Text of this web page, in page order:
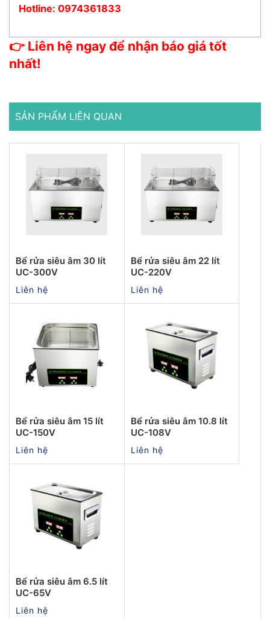
Hotline: 0974361833
👉 Liên hệ ngay để nhận báo giá tốt
nhất!
SẢN PHẨM LIÊN QUAN
Bể rửa siêu âm 30 lít
UC-300V
Liên hệ
Bể rửa siêu âm 22 lít
UC-220V
Liên hệ
Bể rửa siêu âm 15 lít
UC-150V
Liên hệ
Bể rửa siêu âm 10.8 lít
UC-108V
Liên hệ
Bể rửa siêu âm 6.5 lít
UC-65V
Liên hệ